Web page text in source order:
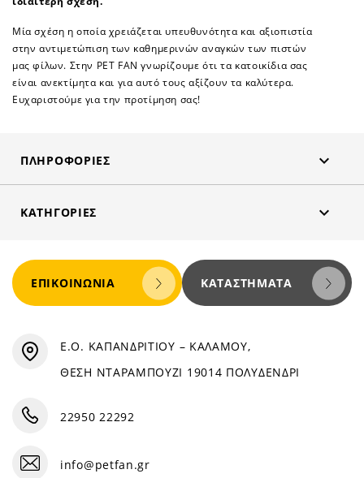
Μία σχέση η οποία χρειάζεται υπευθυνότητα και αξιοπιστία
στην αντιμετώπιση των καθημερινών αναγκών των πιστών
μας φίλων. Στην PET FAN γνωρίζουμε ότι τα κατοικίδια σας
είναι ανεκτίμητα και για αυτό τους αξίζουν τα καλύτερα.
Ευχαριστούμε για την προτίμηση σας!
ΠΛΗΡΟΦΟΡΊΕΣ 
ΚΑΤΗΓΟΡΊΕΣ 
ΕΠΙΚΟΙΝΩΝΊΑ ΚΑΤΑΣΤΉΜΑΤΑ
Ε.Ο. ΚΑΠΑΝΔΡΙΤΙΟΥ – ΚΑΛΑΜΟΥ,
ΘΕΣΗ ΝΤΑΡΑΜΠΟΥΖΙ 19014 ΠΟΛΥΔΕΝΔΡΙ
22950 22292
info@petfan.gr